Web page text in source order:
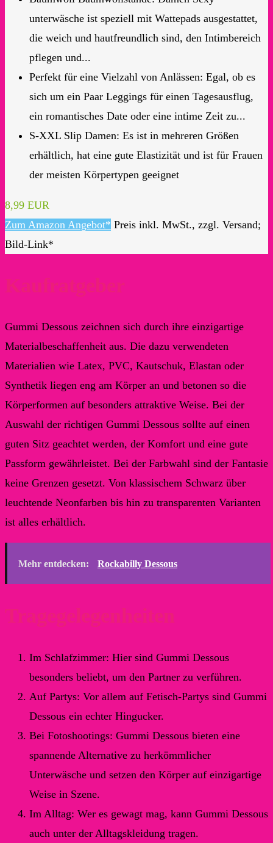
unterwäsche ist speziell mit Wattepads ausgestattet,
die weich und hautfreundlich sind, den Intimbereich
pflegen und...
Perfekt für eine Vielzahl von Anlässen: Egal, ob es
sich um ein Paar Leggings für einen Tagesausflug,
ein romantisches Date oder eine intime Zeit zu...
S-XXL Slip Damen: Es ist in mehreren Größen
erhältlich, hat eine gute Elastizität und ist für Frauen
der meisten Körpertypen geeignet
8,99 EUR
Zum Amazon Angebot* Preis inkl. MwSt., zzgl. Versand;
Bild-Link*
Kaufratgeber
Gummi Dessous zeichnen sich durch ihre einzigartige
Materialbeschaffenheit aus. Die dazu verwendeten
Materialien wie Latex, PVC, Kautschuk, Elastan oder
Synthetik liegen eng am Körper an und betonen so die
Körperformen auf besonders attraktive Weise. Bei der
Auswahl der richtigen Gummi Dessous sollte auf einen
guten Sitz geachtet werden, der Komfort und eine gute
Passform gewährleistet. Bei der Farbwahl sind der Fantasie
keine Grenzen gesetzt. Von klassischem Schwarz über
leuchtende Neonfarben bis hin zu transparenten Varianten
ist alles erhältlich.
Mehr entdecken: Rockabilly Dessous
Tragegelegenheiten
Im Schlafzimmer: Hier sind Gummi Dessous
besonders beliebt, um den Partner zu verführen.
Auf Partys: Vor allem auf Fetisch-Partys sind Gummi
Dessous ein echter Hingucker.
Bei Fotoshootings: Gummi Dessous bieten eine
spannende Alternative zu herkömmlicher
Unterwäsche und setzen den Körper auf einzigartige
Weise in Szene.
Im Alltag: Wer es gewagt mag, kann Gummi Dessous
auch unter der Alltagskleidung tragen.